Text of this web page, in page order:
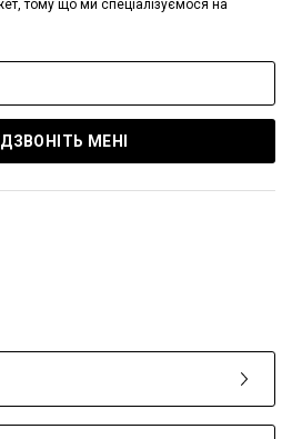
тому що ми спеціалізуємося на
МЕНІ